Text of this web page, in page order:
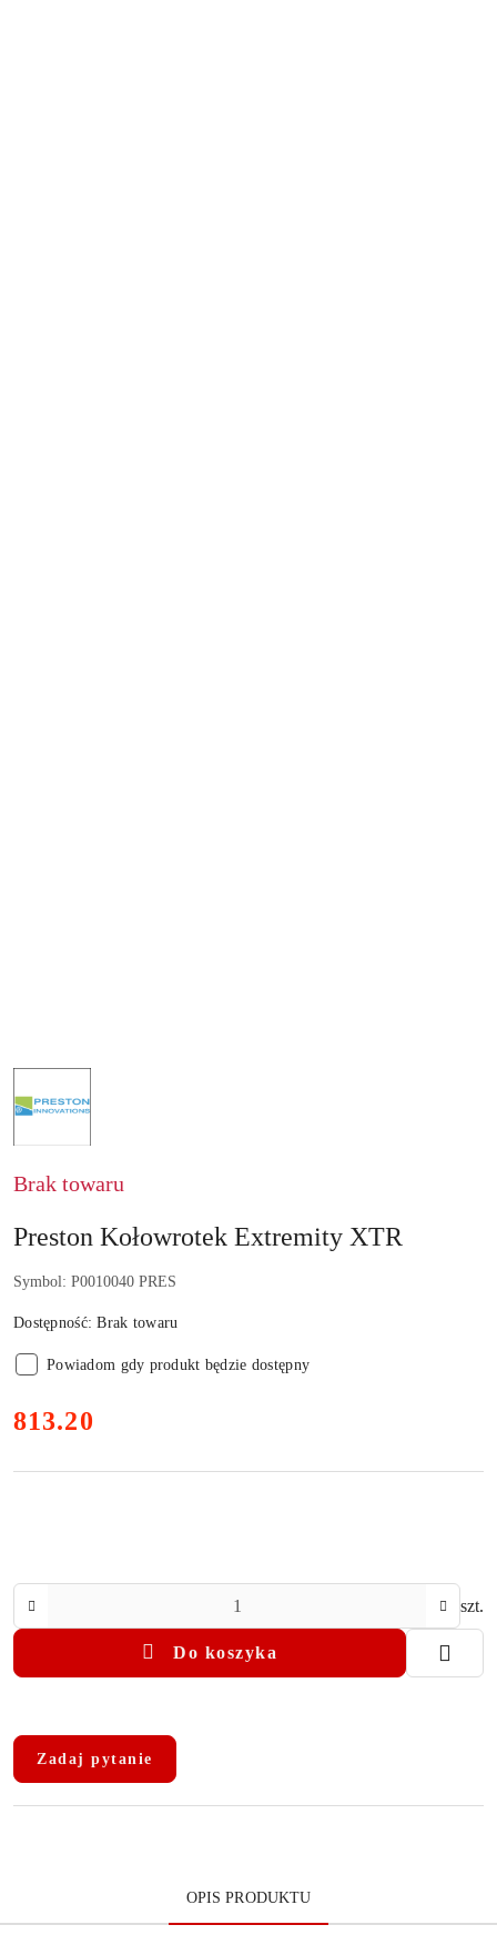
NAZWA
PRESTON
Brak towaru
Preston Kołowrotek Extremity XTR
Symbol: P0010040 PRES
Dostępność:Brak towaru
Powiadom gdy produkt będzie dostępny
cena:
813.20
szt.
Do koszyka
dostawa
Zadaj pytanie
OPIS PRODUKTU